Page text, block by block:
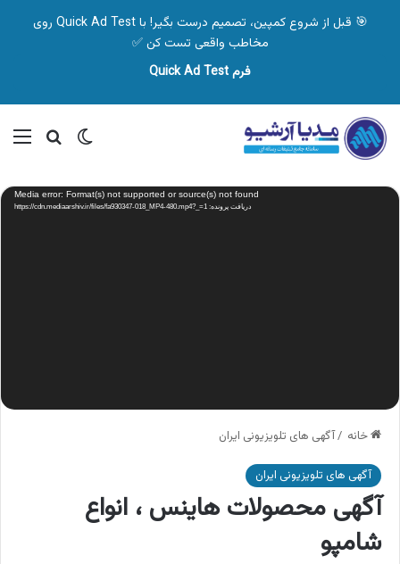
🎯 قبل از شروع کمپین، تصمیم درست بگیر! با Quick Ad Test روی
مخاطب واقعی تست کن ✅
فرم Quick Ad Test
تغییر پوسته
نمایشگر
ویدیو Media error: Format(s) not supported or source(s) not found
دریافت پرونده: https://cdn.mediaarshiv.ir/files/fa930347-018_MP4-480.mp4?_=1
خانه /آگهی های تلویزیونی ایران
آگهی های تلویزیونی ایران
آگهی محصولات هاینس ، انواع
شامپو